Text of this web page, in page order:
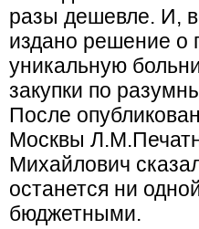
разы дешевле. И,
издано решение о
уникальную
закупки по
После
Москвы
Михайлович
останется ни
бюджетными.